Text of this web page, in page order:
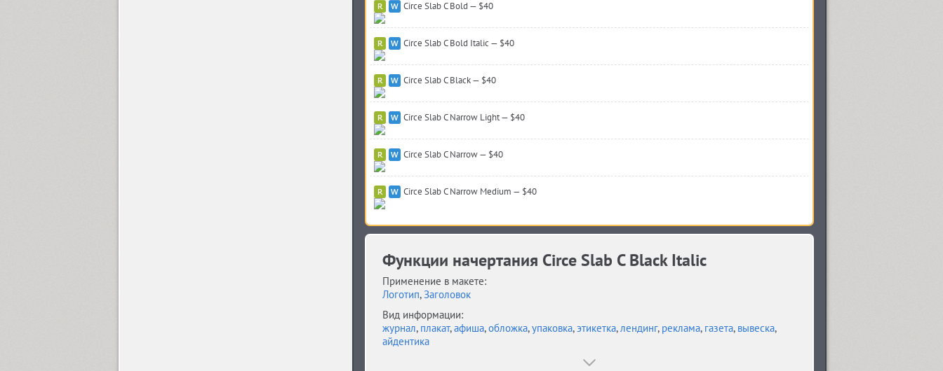
Circe Slab C Bold — $40
Circe Slab C Bold Italic — $40
Circe Slab C Black — $40
Circe Slab C Narrow Light — $40
Circe Slab C Narrow — $40
Circe Slab C Narrow Medium — $40
Функции начертания Circe Slab C Black Italic
Применение в макете:
Логотип,Заголовок
Вид информации:
журнал, плакат,афиша,обложка,упаковка,этикетка,лендинг, реклама, газета, вывеска,
айдентика